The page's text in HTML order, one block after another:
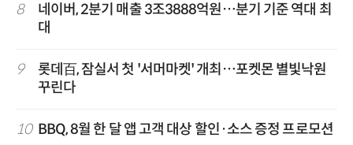
8
네이버, 2분기 매출 3조3888억원…분기 기준 역대 최
대
9
롯데百, 잠실서 첫 '서머마켓' 개최…포켓몬 별빛낙원
꾸린다
10 BBQ, 8월 한 달 앱 고객 대상 할인·소스 증정 프로모션